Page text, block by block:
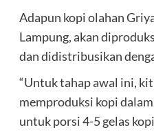
Adapun kopi olahan
Lampung, akan
dan didistribusikan
“Untuk tahap awal ini,
memproduksi kopi
untuk porsi 4-5 gelas